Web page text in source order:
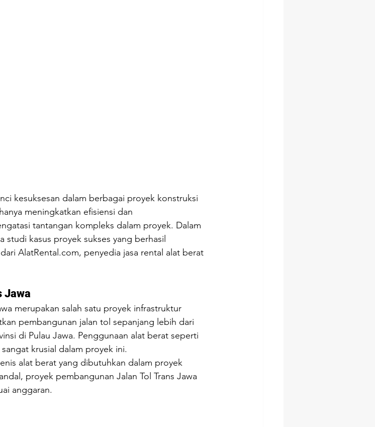
kesuksesan dalam berbagai proyek konstruksi
meningkatkan efisiensi dan
tantangan kompleks dalam proyek. Dalam
studi kasus proyek sukses yang berhasil
AlatRental.com, penyedia jasa rental alat berat
Jawa
merupakan salah satu proyek infrastruktur
pembangunan jalan tol sepanjang lebih dari
di Pulau Jawa. Penggunaan alat berat seperti
krusial dalam proyek ini.
alat berat yang dibutuhkan dalam proyek
proyek pembangunan Jalan Tol Trans Jawa
anggaran.